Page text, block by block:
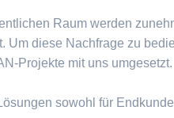
Raum werden
Um diese Nachfrage zu
Projekte mit uns umgesetzt.
sowohl für